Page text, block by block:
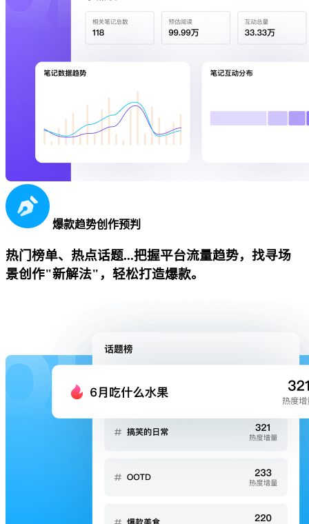
爆款趋势创作预判
热门榜单、热点话题...把握平台流量趋势，找寻场
景创作"新解法"，轻松打造爆款。